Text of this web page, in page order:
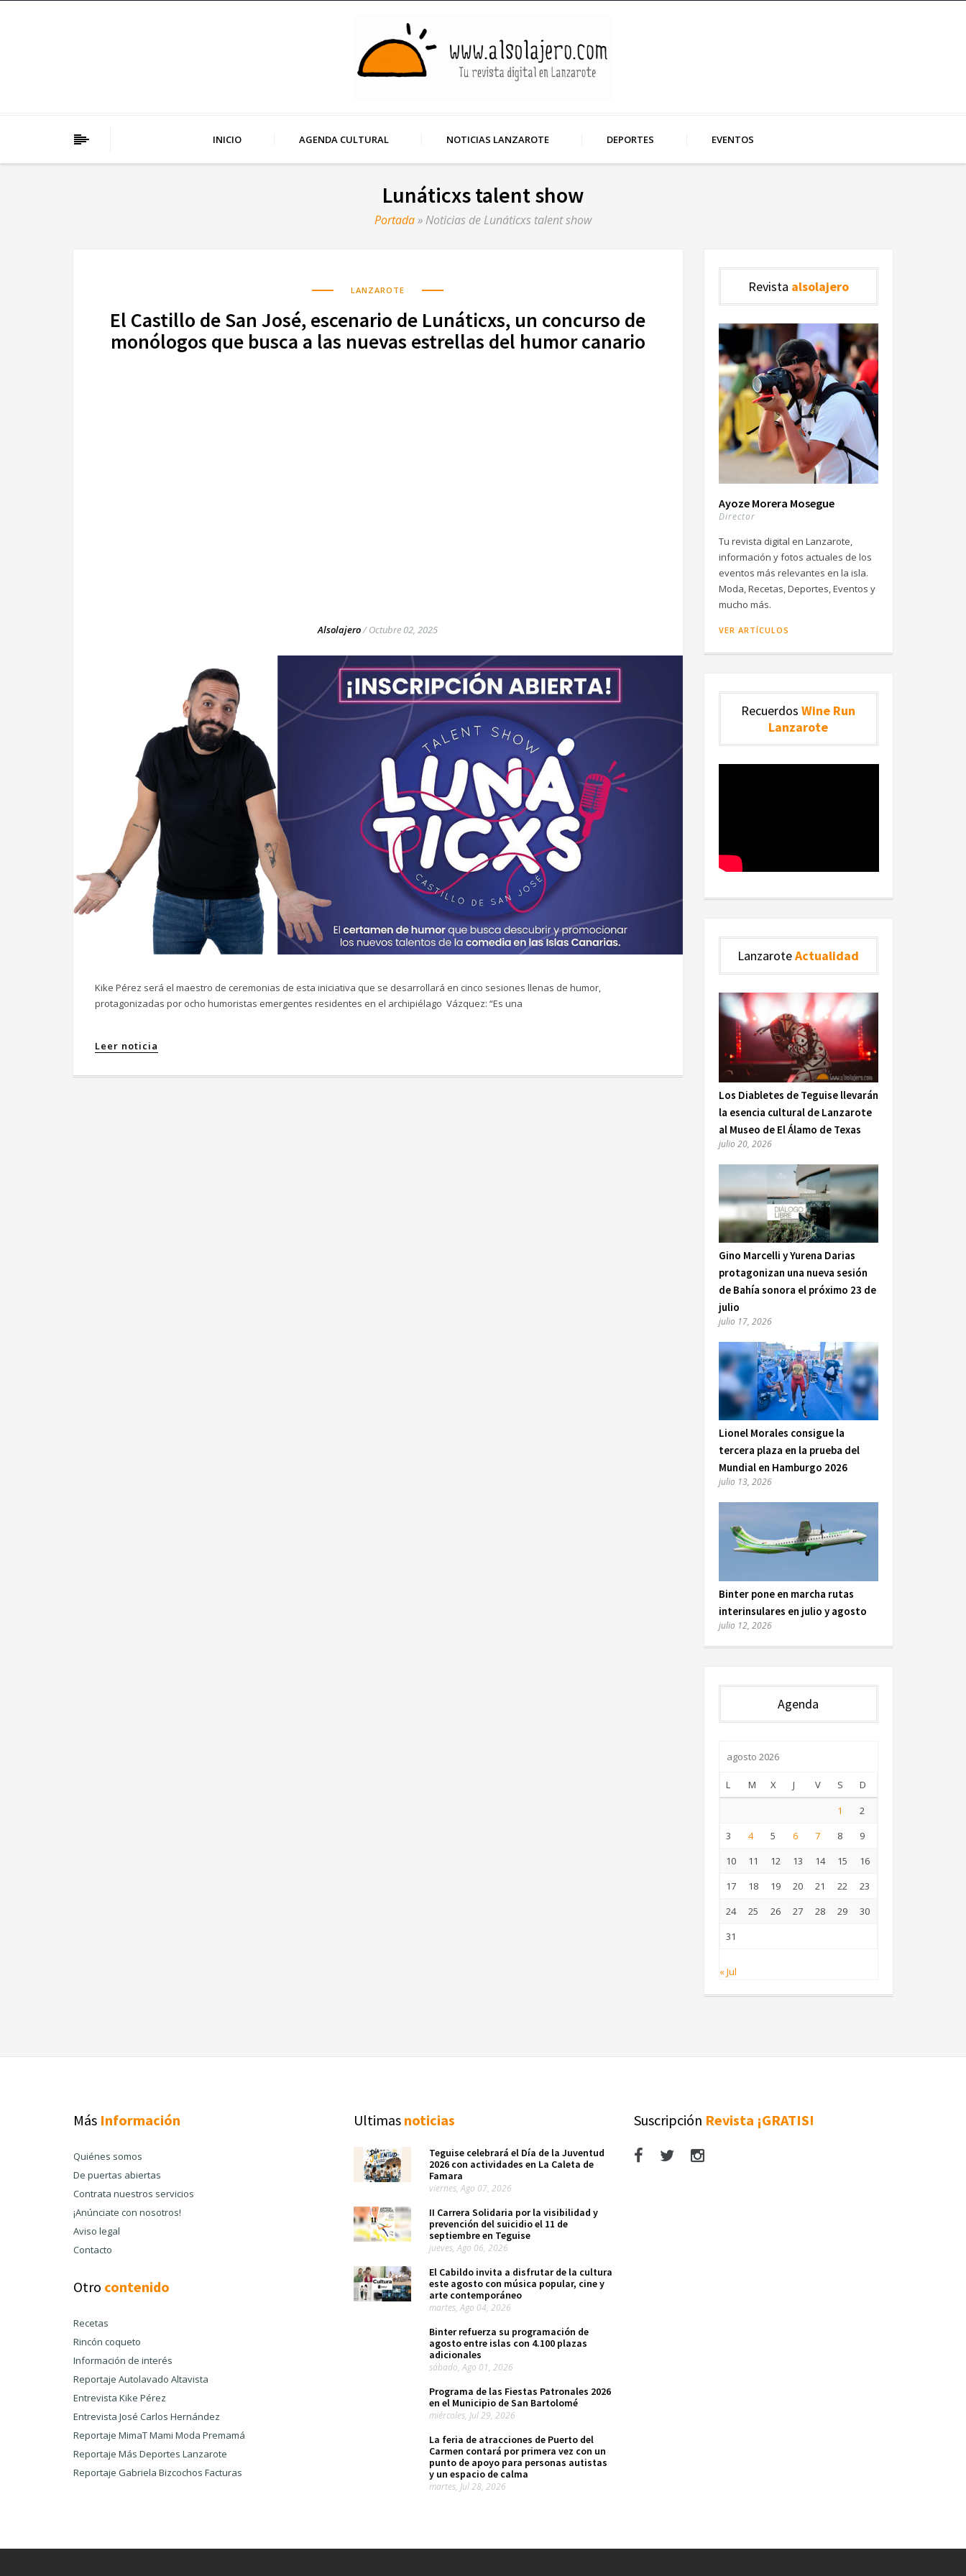
INICIO AGENDA CULTURAL NOTICIAS LANZAROTE DEPORTES EVENTOS
Lunáticxs talent show
Portada» Noticias de Lunáticxs talent show
LANZAROTE
El Castillo de San José, escenario de Lunáticxs, un concurso de
monólogos que busca a las nuevas estrellas del humor canario
Alsolajero/Octubre 02, 2025
Kike Pérez será el maestro de ceremonias de esta iniciativa que se desarrollará en cinco sesiones llenas de humor,
protagonizadas por ocho humoristas emergentes residentes en el archipiélago Vázquez: “Es una
Leer noticia
Revista alsolajero
Ayoze Morera Mosegue
Director
Tu revista digital en Lanzarote,
información y fotos actuales de los
eventos más relevantes en la isla.
Moda, Recetas, Deportes, Eventos y
mucho más.
VER ARTÍCULOS
Recuerdos Wine Run
Lanzarote
LanzaroteActualidad
Los Diabletes de Teguise llevarán
la esencia cultural de Lanzarote
al Museo de El Álamo de Texas
julio 20, 2026
Gino Marcelli y Yurena Darias
protagonizan una nueva sesión
de Bahía sonora el próximo 23 de
julio
julio 17, 2026
Lionel Morales consigue la
tercera plaza en la prueba del
Mundial en Hamburgo 2026
julio 13, 2026
Binter pone en marcha rutas
interinsulares en julio y agosto
julio 12, 2026
Agenda
agosto 2026
L M X J V S
D
1
2
3
4 5 6 7 8
9
10
11 12 13 14 15
16
17
18 19 20 21 22
23
24
25 26 27 28 29
30
31
« Jul
Más Información
Quiénes somos
De puertas abiertas
Contrata nuestros servicios
¡Anúnciate con nosotros!
Aviso legal
Contacto
Otro contenido
Recetas
Rincón coqueto
Información de interés
Reportaje Autolavado Altavista
Entrevista Kike Pérez
Entrevista José Carlos Hernández
Reportaje MimaT Mami Moda Premamá
Reportaje Más Deportes Lanzarote
Reportaje Gabriela Bizcochos Facturas
Ultimas noticias
Teguise celebrará el Día de la Juventud
2026 con actividades en La Caleta de
Famara
viernes, Ago 07, 2026
II Carrera Solidaria por la visibilidad y
prevención del suicidio el 11 de
septiembre en Teguise
jueves, Ago 06, 2026
El Cabildo invita a disfrutar de la cultura
este agosto con música popular, cine y
arte contemporáneo
martes, Ago 04, 2026
Binter refuerza su programación de
agosto entre islas con 4.100 plazas
adicionales
sábado, Ago 01, 2026
Programa de las Fiestas Patronales 2026
en el Municipio de San Bartolomé
miércoles, Jul 29, 2026
La feria de atracciones de Puerto del
Carmen contará por primera vez con un
punto de apoyo para personas autistas
y un espacio de calma
martes, Jul 28, 2026
Suscripción Revista ¡GRATIS!